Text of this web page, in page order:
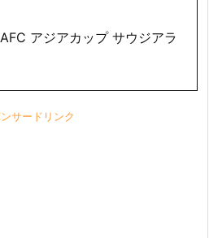
アジアカップ サウジアラ
サードリンク